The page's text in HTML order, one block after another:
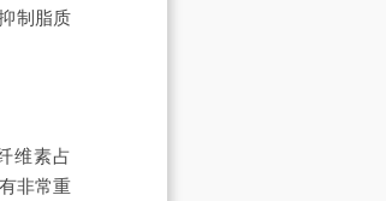
制脂质
维素占
非常重